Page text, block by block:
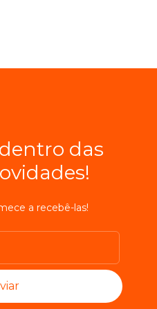
das
a recebê-las!